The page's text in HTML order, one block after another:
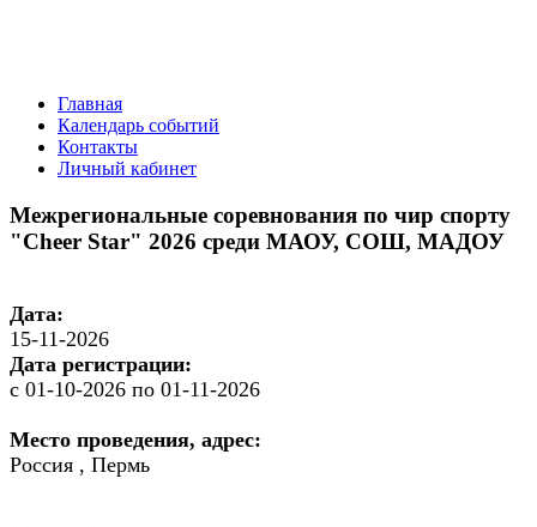
Главная
Календарь событий
Контакты
Личный кабинет
Межрегиональные соревнования по чир спорту
"Cheer Star" 2026 среди МАОУ, СОШ, МАДОУ
Дата:
15-11-2026
Дата регистрации:
с 01-10-2026 по 01-11-2026
Место проведения, адрес:
Россия , Пермь